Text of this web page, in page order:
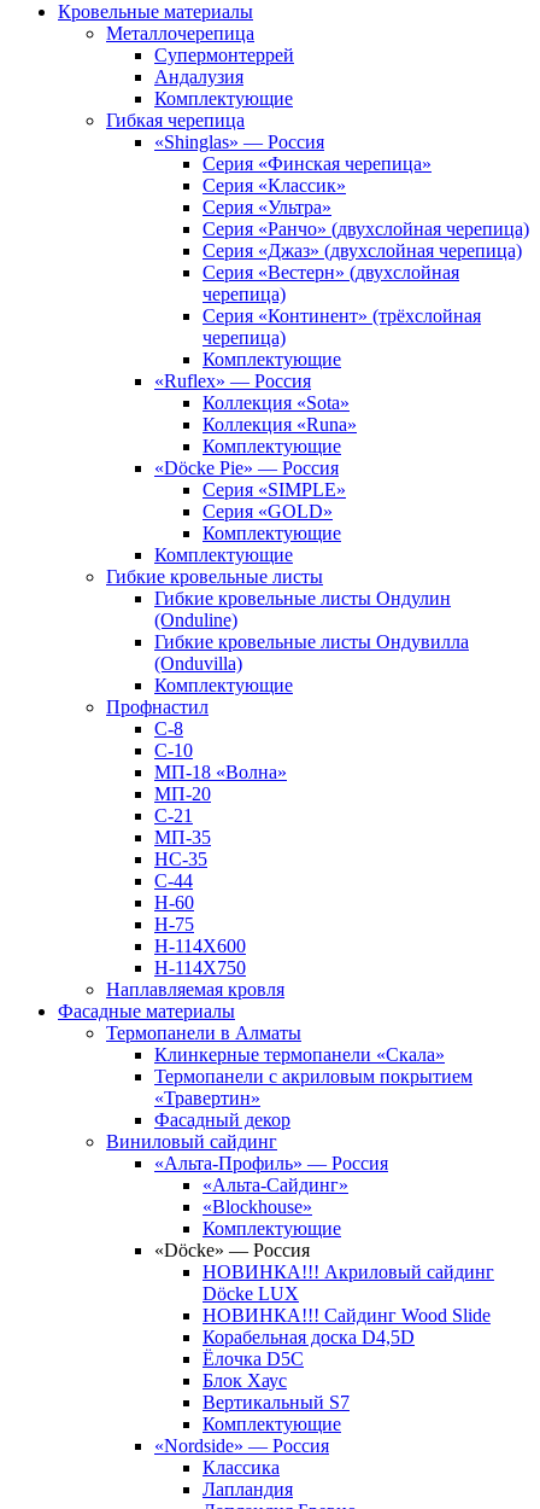
Кровельные материалы
Металлочерепица
Супермонтеррей
Андалузия
Комплектующие
Гибкая черепица
«Shinglas» — Россия
Серия «Финская черепица»
Серия «Классик»
Серия «Ультра»
Серия «Ранчо» (двухслойная черепица)
Серия «Джаз» (двухслойная черепица)
Серия «Вестерн» (двухслойная
черепица)
Серия «Континент» (трёхслойная
черепица)
Комплектующие
«Ruflex» — Россия
Коллекция «Sota»
Коллекция «Runa»
Комплектующие
«Döcke Pie» — Россия
Серия «SIMPLE»
Серия «GOLD»
Комплектующие
Комплектующие
Гибкие кровельные листы
Гибкие кровельные листы Ондулин
(Onduline)
Гибкие кровельные листы Ондувилла
(Onduvilla)
Комплектующие
Профнастил
С-8
С-10
МП-18 «Волна»
МП-20
С-21
МП-35
НС-35
С-44
Н-60
Н-75
Н-114Х600
Н-114Х750
Наплавляемая кровля
Фасадные материалы
Термопанели в Алматы
Клинкерные термопанели «Скала»
Термопанели с акриловым покрытием
«Травертин»
Фасадный декор
Виниловый сайдинг
«Альта-Профиль» — Россия
«Альта-Сайдинг»
«Blockhouse»
Комплектующие
«Döcke» — Россия
НОВИНКА!!! Акриловый сайдинг
Döcke LUX
НОВИНКА!!! Сайдинг Wood Slide
Корабельная доска D4,5D
Ёлочка D5C
Блок Хаус
Вертикальный S7
Комплектующие
«Nordside» — Россия
Классика
Лапландия